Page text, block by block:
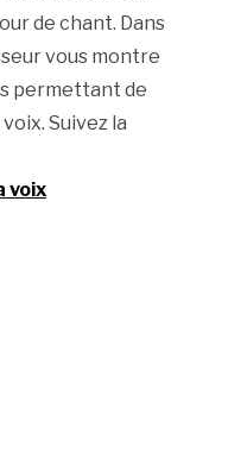
de chant. Dans
vous montre
permettant de
Suivez la
voix